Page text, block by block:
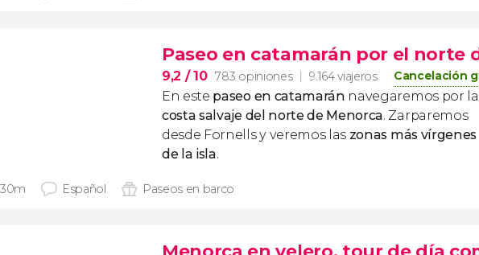
Paseo en catamarán por el norte
9,2 / 10 783 opiniones 9.164 viajeros Cancelación
En este paseo en catamarán navegaremos por la
costa salvaje del norte de Menorca. Zarparemos
desde Fornellsy veremos las zonas más vírgenes
de la isla.
Español Paseos en barco